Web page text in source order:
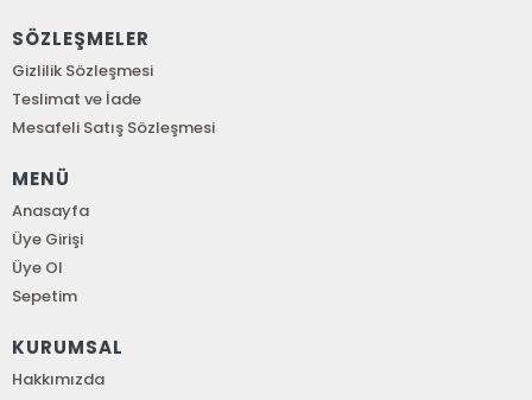
SÖZLEŞMELER
Gizlilik Sözleşmesi
Teslimat ve İade
Mesafeli Satış Sözleşmesi
MENÜ
Anasayfa
Üye Girişi
Üye Ol
Sepetim
KURUMSAL
Hakkımızda